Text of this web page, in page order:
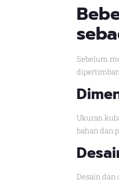
Sebelum
Ukuran
bahan dan
Desain